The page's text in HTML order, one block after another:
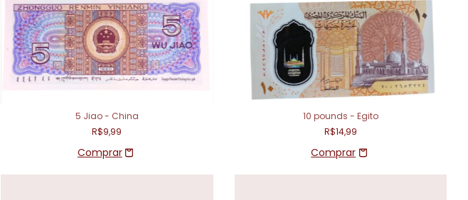
5 Jiao - China
R$9,99
10 pounds - Egito
R$14,99